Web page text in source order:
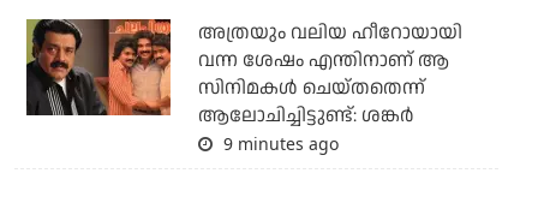
അത്രയും വലിയ ഹീറോയായി
വന്ന ശേഷം എന്തിനാണ് ആ
സിനിമകള്‍ ചെയ്തതെന്ന്
ആലോചിച്ചിട്ടുണ്ട്: ശങ്കര്‍
9 minutes ago